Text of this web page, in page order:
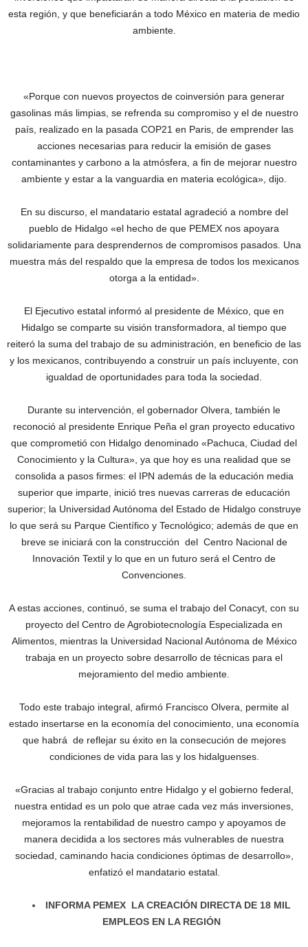
esta región, y que beneficiarán a todo México en materia de medio
ambiente.
«Porque con nuevos proyectos de coinversión para generar
gasolinas más limpias, se refrenda su compromiso y el de nuestro
país, realizado en la pasada COP21 en Paris, de emprender las
acciones necesarias para reducir la emisión de gases
contaminantes y carbono a la atmósfera, a fin de mejorar nuestro
ambiente y estar a la vanguardia en materia ecológica», dijo.
En su discurso, el mandatario estatal agradeció a nombre del
pueblo de Hidalgo «el hecho de que PEMEX nos apoyara
solidariamente para desprendernos de compromisos pasados. Una
muestra más del respaldo que la empresa de todos los mexicanos
otorga a la entidad».
El Ejecutivo estatal informó al presidente de México, que en
Hidalgo se comparte su visión transformadora, al tiempo que
reiteró la suma del trabajo de su administración, en beneficio de las
y los mexicanos, contribuyendo a construir un país incluyente, con
igualdad de oportunidades para toda la sociedad.
Durante su intervención, el gobernador Olvera, también le
reconoció al presidente Enrique Peña el gran proyecto educativo
que comprometió con Hidalgo denominado «Pachuca, Ciudad del
Conocimiento y la Cultura», ya que hoy es una realidad que se
consolida a pasos firmes: el IPN además de la educación media
superior que imparte, inició tres nuevas carreras de educación
superior; la Universidad Autónoma del Estado de Hidalgo construye
lo que será su Parque Científico y Tecnológico; además de que en
breve se iniciará con la construcción del Centro Nacional de
Innovación Textil y lo que en un futuro será el Centro de
Convenciones.
A estas acciones, continuó, se suma el trabajo del Conacyt, con su
proyecto del Centro de Agrobiotecnología Especializada en
Alimentos, mientras la Universidad Nacional Autónoma de México
trabaja en un proyecto sobre desarrollo de técnicas para el
mejoramiento del medio ambiente.
Todo este trabajo integral, afirmó Francisco Olvera, permite al
estado insertarse en la economía del conocimiento, una economía
que habrá de reflejar su éxito en la consecución de mejores
condiciones de vida para las y los hidalguenses.
«Gracias al trabajo conjunto entre Hidalgo y el gobierno federal,
nuestra entidad es un polo que atrae cada vez más inversiones,
mejoramos la rentabilidad de nuestro campo y apoyamos de
manera decidida a los sectores más vulnerables de nuestra
sociedad, caminando hacia condiciones óptimas de desarrollo»,
enfatizó el mandatario estatal.
INFORMA PEMEX LA CREACIÓN DIRECTA DE 18 MIL
EMPLEOS EN LA REGIÓN